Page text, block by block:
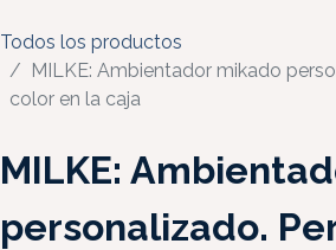
Todos los productos
MILKE: Ambientador mikado
color en la caja
MILKE:
personalizado.